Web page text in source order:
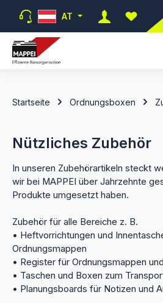
Zum Hauptinhalt springen
AT
Du
Startseite Ordnungsboxen
Nützliches Zubehör
In unseren Zubehörartikeln steckt
wir bei MAPPEI über Jahrzehnte
Produkte umgesetzt haben.
Zubehör für alle Bereiche z. B.
• Heftvorrichtungen und
Ordnungsmappen
• Register für Ordnungsmappen
• Taschen und Boxen zum
• Planungsboards für Notizen und